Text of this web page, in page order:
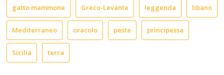
gatto mammone Greco-Levante leggenda libano
Mediterraneo oracolo peste principessa
Sicilia terra